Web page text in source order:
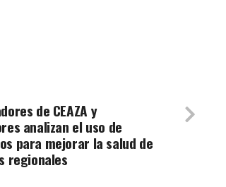
de CEAZA y
analizan el uso de
para mejorar la salud de
regionales